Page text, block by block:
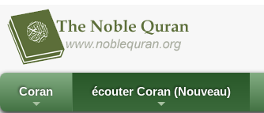
Coran
écouter Coran (Nouveau)